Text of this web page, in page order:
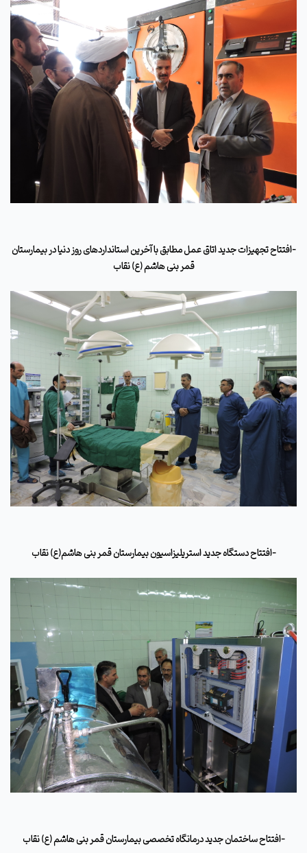
-افتتاح تجهیزات جدید اتاق عمل مطابق با آخرین استانداردهای روز دنیا در بیمارستان
قمر بنی هاشم (ع) نقاب
-افتتاح دستگاه جدید استریلیزاسیون بیمارستان قمر بنی هاشم(ع) نقاب
-افتتاح ساختمان جدید درمانگاه تخصصی بیمارستان قمر بنی هاشم (ع) نقاب